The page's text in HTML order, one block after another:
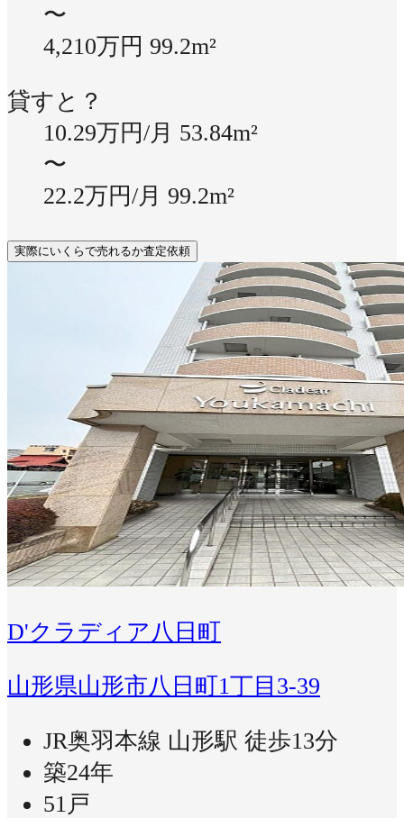
〜
4,210万円 99.2m²
貸すと？
10.29万円/月 53.84m²
〜
22.2万円/月 99.2m²
実際にいくらで売れるか査定依頼
D'クラディア八日町
山形県山形市八日町1丁目3-39
JR奥羽本線 山形駅 徒歩13分
築24年
51戸